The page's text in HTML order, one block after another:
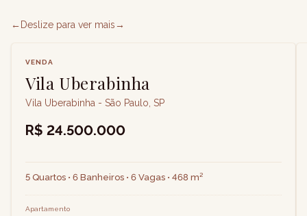
← Deslize para ver mais→
VENDA
Vila Uberabinha
Vila Uberabinha - São Paulo, SP
R$ 24.500.000
5 Quartos • 6 Banheiros • 6 Vagas • 468 m²
Apartamento